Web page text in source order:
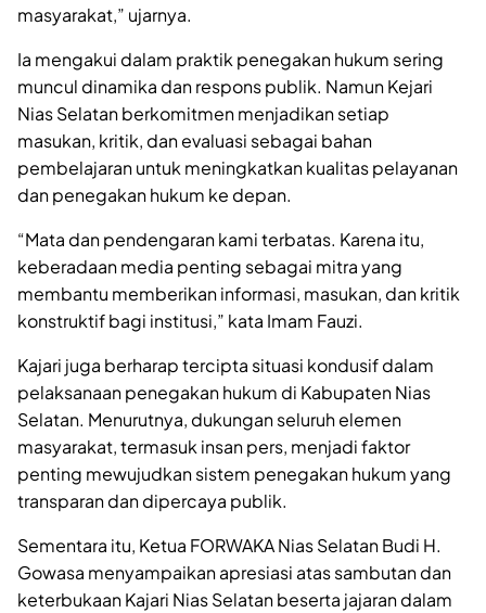
masyarakat,” ujarnya.
Ia mengakui dalam praktik penegakan hukum sering
muncul dinamika dan respons publik. Namun Kejari
Nias Selatan berkomitmen menjadikan setiap
masukan, kritik, dan evaluasi sebagai bahan
pembelajaran untuk meningkatkan kualitas pelayanan
dan penegakan hukum ke depan.
“Mata dan pendengaran kami terbatas. Karena itu,
keberadaan media penting sebagai mitra yang
membantu memberikan informasi, masukan, dan kritik
konstruktif bagi institusi,” kata Imam Fauzi.
Kajari juga berharap tercipta situasi kondusif dalam
pelaksanaan penegakan hukum di Kabupaten Nias
Selatan. Menurutnya, dukungan seluruh elemen
masyarakat, termasuk insan pers, menjadi faktor
penting mewujudkan sistem penegakan hukum yang
transparan dan dipercaya publik.
Sementara itu, Ketua FORWAKA Nias Selatan Budi H.
Gowasa menyampaikan apresiasi atas sambutan dan
keterbukaan Kajari Nias Selatan beserta jajaran dalam